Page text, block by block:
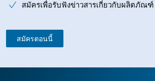
สมัครเพื่อรับฟังข่าวสารเกี่ยวกับผลิตภัณ
สมัครตอนนี้